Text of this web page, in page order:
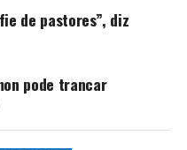
de pastores”, diz
pode trancar